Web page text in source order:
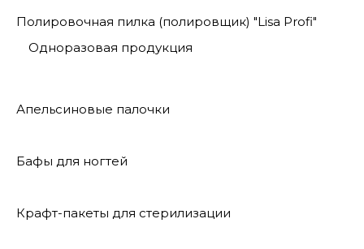
Полировочная пилка (полировщик) "Lisa Profi"
Одноразовая продукция
Апельсиновые палочки
Бафы для ногтей
Крафт-пакеты для стерилизации